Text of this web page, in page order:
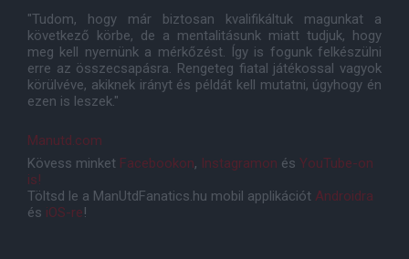
"Tudom, hogy már biztosan kvalifikáltuk magunkat a
következő körbe, de a mentalitásunk miatt tudjuk, hogy
meg kell nyernünk a mérkőzést. Így is fogunk felkészülni
erre az összecsapásra. Rengeteg fiatal játékossal vagyok
körülvéve, akiknek irányt és példát kell mutatni, úgyhogy én
ezen is leszek."
Manutd.com
Kövess minket Facebookon, Instagramon és YouTube-on
is!
Töltsd le a ManUtdFanatics.hu mobil applikációt Androidra
és iOS-re!